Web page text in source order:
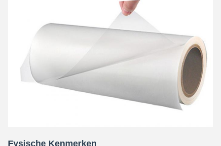
Fysische Kenmerken